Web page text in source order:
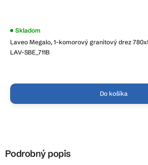
Laveo Megalo, 1-komorový granitový drez
LAV-SBE_711B
Skladom
Do košíka
Podrobný popis